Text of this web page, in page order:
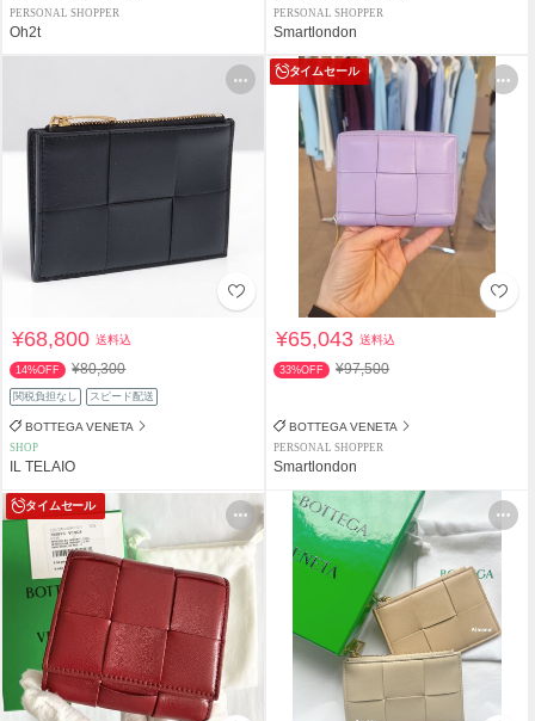
PERSONAL SHOPPER
Oh2t
PERSONAL SHOPPER
Smartlondon
¥68,800送料込
14%OFF ¥80,300
関税負担なし スピード配送
BOTTEGA VENETA
SHOP
IL TELAIO
タイムセール
¥65,043送料込
33%OFF ¥97,500
BOTTEGA VENETA
PERSONAL SHOPPER
Smartlondon
タイムセール